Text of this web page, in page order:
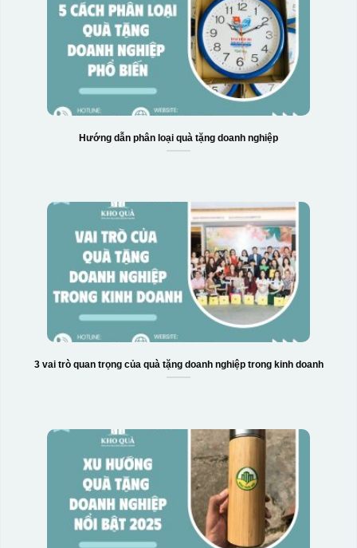
Hướng dẫn phân loại quà tặng doanh nghiệp
3 vai trò quan trọng của quà tặng doanh nghiệp trong kinh doanh